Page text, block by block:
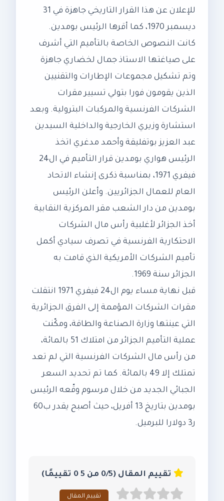
للإعلان عن هذا القرار التاريخي جاهزة في 31
ديسمبر 1970، كما أقرها الرئيس بومدين.
كانت النصوص الخاصة بالتأميم التي أشرف
على صياغتها الاستاذ جمال لخضاري جاهزة
وتم تشكيل مجموعات الإطارات والتقنيين
الذين يقومون فورا بتولي تسيير مقرات
الشركات الفرنسية والمركبات البترولية. وبعد
استشارة وزيري الخارجية والداخلية السيدين
عبد العزيز بوتفليقة وأحمد مدغري اتخذ
الرئيس هواري بومدين قرار التأميم في ال24
فيفري 1971، بمناسبة ذكرى إنشاء الاتحاد
العام للعمال الجزائريين. وأعلن الرئيس
بومدين من دار الشعب مقر المركزية النقابية
أخذ الجزائر لأغلبية رأس مال الشركات
الاحتكارية الفرنسية في تصرف سيادي أكمل
تأميم الشركات الأمريكية الذي قامت به
الجزائر سنة 1969.
قبل نهاية مساء يوم ال24 فيفري 1971 انتقلت
مقرات الشركات المؤممة إلى الفرق الجزائرية
التي عينتها وزارة الصناعة والطاقة، ومكّنت
عملية التأميم الجزائر من امتلاك 51 بالمائة،
من رأس مال الشركات الفرنسية التي لم تعد
تمتلك إلا 49 بالمائة. كما تم تحديد السعر
الجبائي الجديد من خلال مرسوم وقّعه الرئيس
بومدين بتاريخ 13 أفريل، حيث أصبح يقدر ب60
ر3 دولارا للبرميل.
تقييم المقال (0/5 من 5 0 تقييمًا)
تقييم المقال